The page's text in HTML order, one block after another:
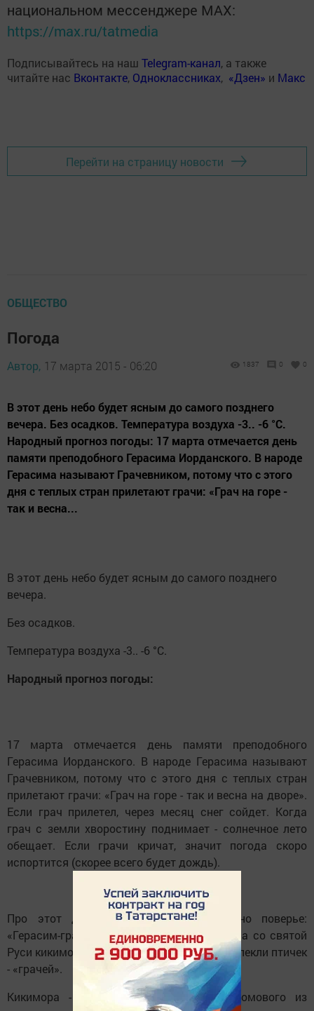
национальном мессенджере MАХ:
https://max.ru/tatmedia
Подписывайтесь на наш Telegram-канал, а также
читайте нас Вконтакте, Одноклассниках, «Дзен» и Макс
Перейти на страницу новости
ОБЩЕСТВО
Погода
Автор, 17 марта 2015 - 06:20 1837 0 0
В этот день небо будет ясным до самого позднего
вечера. Без осадков. Температура воздуха -3.. -6 °C.
Народный прогноз погоды: 17 марта отмечается день
памяти преподобного Герасима Иорданского. В народе
Герасима называют Грачевником, потому что с этого
дня с теплых стран прилетают грачи: «Грач на горе -
так и весна...
В этот день небо будет ясным до самого позднего
вечера.
Без осадков.
Температура воздуха -3.. -6 °C.
Народный прогноз погоды:
17 марта отмечается день памяти преподобного
Герасима Иорданского. В народе Герасима называют
Грачевником, потому что с этого дня с теплых стран
прилетают грачи: «Грач на горе - так и весна на дворе».
Если грач прилетел, через месяц снег сойдет. Когда
грач с земли хворостину поднимает - солнечное лето
обещает. Если грачи кричат, значит погода скоро
испортится (скорее всего будет дождь).
Про этот день существовало еще одно поверье:
«Герасим-грачевник грача на Русь вернет, а со святой
Руси кикимору выгонит». В день Герасима пекли птичек
- «грачей».
Кикимора - одна из разновидностей домового из